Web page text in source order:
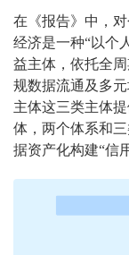
在《报告》中，
经济是一种“以个
益主体，依托全
规数据流通及多
主体这三类主体
体，两个体系和
据资产化构建“信